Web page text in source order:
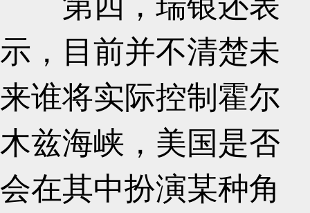
示，目前并不清楚未
来谁将实际控制霍尔
木兹海峡，美国是否
会在其中扮演某种角